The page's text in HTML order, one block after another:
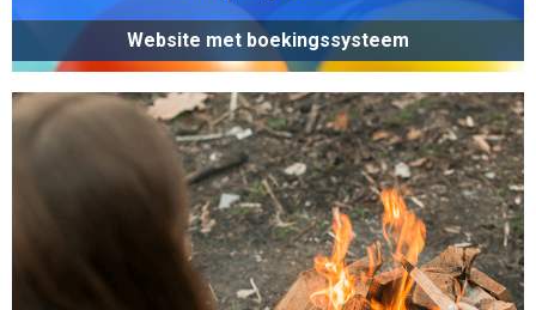
Website met boekingssysteem